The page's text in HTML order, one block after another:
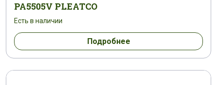
PA5505V PLEATCO
Есть в наличии
Подробнее